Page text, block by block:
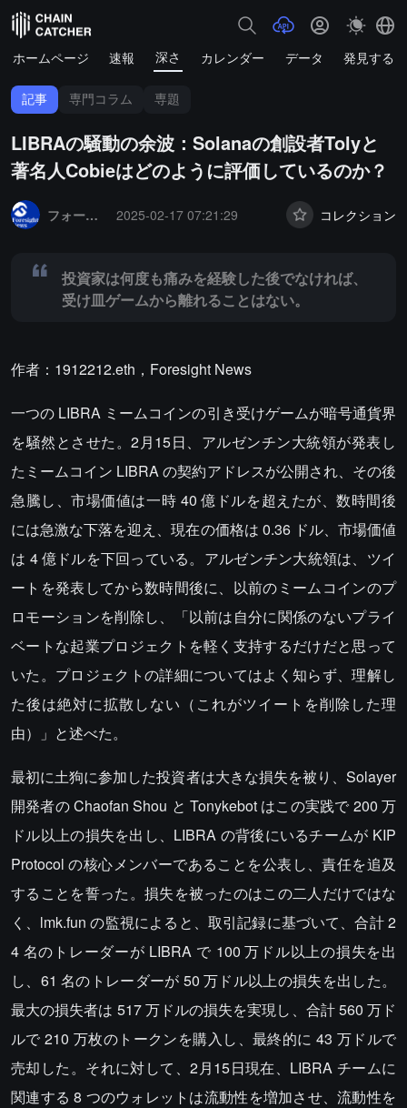
ホームページ 速報 深さ カレンダー データ 発見する
記事 専門コラム 専題
LIBRAの騒動の余波：Solanaの創設者Tolyと
著名人Cobieはどのように評価しているのか？
フォーサイトニュース
2025-02-17 07:21:29 コレクション
投資家は何度も痛みを経験した後でなければ、
受け皿ゲームから離れることはない。
作者：1912212.eth，Foresight News
一つの LIBRA ミームコインの引き受けゲームが暗号通貨界
を騒然とさせた。2月15日、アルゼンチン大統領が発表し
たミームコイン LIBRA の契約アドレスが公開され、その後
急騰し、市場価値は一時 40 億ドルを超えたが、数時間後
には急激な下落を迎え、現在の価格は 0.36 ドル、市場価値
は 4 億ドルを下回っている。アルゼンチン大統領は、ツイ
ートを発表してから数時間後に、以前のミームコインのプ
ロモーションを削除し、「以前は自分に関係のないプライ
ベートな起業プロジェクトを軽く支持するだけだと思って
いた。プロジェクトの詳細についてはよく知らず、理解し
た後は絶対に拡散しない（これがツイートを削除した理
由）」と述べた。
最初に土狗に参加した投資者は大きな損失を被り、Solayer
開発者の Chaofan Shou と Tonykebot はこの実践で 200 万
ドル以上の損失を出し、LIBRA の背後にいるチームが KIP
Protocol の核心メンバーであることを公表し、責任を追及
することを誓った。損失を被ったのはこの二人だけではな
く、lmk.fun の監視によると、取引記録に基づいて、合計 2
4 名のトレーダーが LIBRA で 100 万ドル以上の損失を出
し、61 名のトレーダーが 50 万ドル以上の損失を出した。
最大の損失者は 517 万ドルの損失を実現し、合計 560 万ド
ルで 210 万枚のトークンを購入し、最終的に 43 万ドルで
売却した。それに対して、2月15日現在、LIBRA チームに
関連する 8 つのウォレットは流動性を増加させ、流動性を